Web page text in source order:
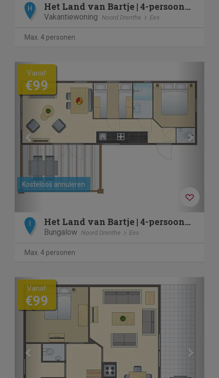
H Het Land van Bartje | 4-persoons stacaravan | 4BCV
Vakantiewoning Noord Drenthe Ees
Max. 4 personen
Previous
Kosteloos annuleren
Vanaf
€99
Het Land van Bartje | 4-persoons kinderchalet | 4BK
Bungalow Noord Drenthe Ees
Max. 4 personen
Previous Next
Vanaf
€99